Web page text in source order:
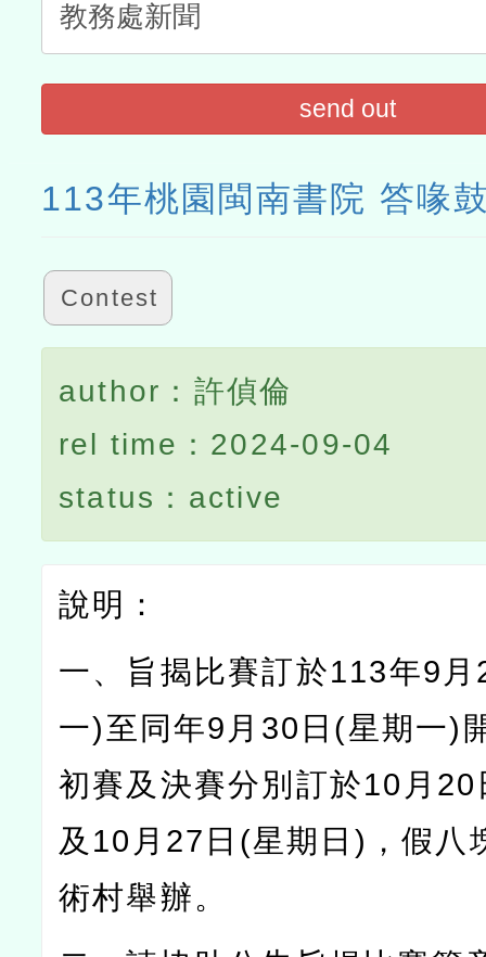
send out
113年桃園閩南書院 答喙
Contest
author：許偵倫
rel time：2024-09-04
status：active
說明：
一、
旨揭比賽訂於113年9 月
一)至同年9 月 30 日 (星期一)
初賽及決賽分別訂於10 月 20
及 10 月 27 日 (星期日 ) ，假
術村舉辦。